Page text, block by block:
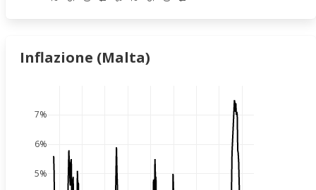
Inflazione (Malta)
5%
6%
7%